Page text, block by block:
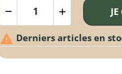
 Derniers articles en